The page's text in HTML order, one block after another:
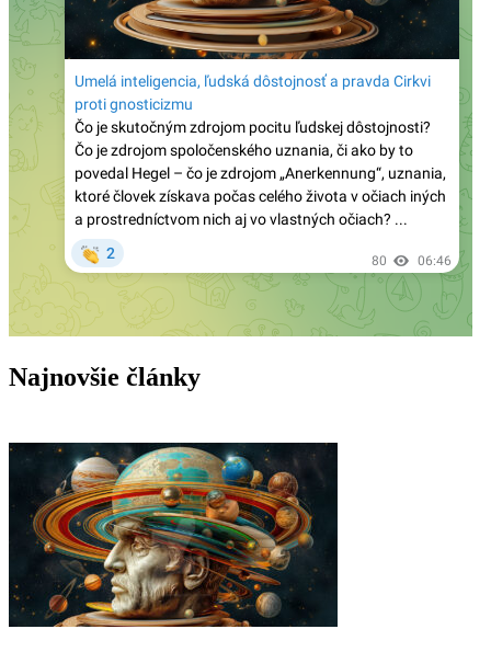
pohlavia uzavreté v iných krajinách EÚ
Rod Dreher o covidovom cárovi Faucim: „Jeho
denníky odhaľujú, že je to vedecký podvodník
pohltený márnivosťou“
Kardinál Roche: „Pápež Lev nezmení Traditiones
custodes a nevráti sa k Summorum pontificum“
Vatikán usporadúva prvé oficiálne kolokvium o
dialógu s konfucianizmom. Ako o ňom súdili pápeži
v minulosti?
Terorista útočiaci v Berlíne bol v Libanone zatknutý
za vstup do ISIS – v Nemecku ho pustili na slobodu
Najnovšie články